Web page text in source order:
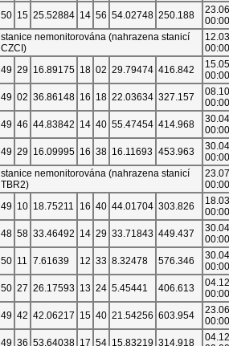
50 15 25.52884 14 56 54.02748 250.188
00:00
stanice nemonitorována (nahrazena stanicí
CZCI)
00:00
49 29 16.89175 18 02 29.79474 416.842
00:00
49 02 36.86148 16 18 22.03634 327.157
00:00
49 46 44.83842 14 40 55.47454 414.968
00:00
49 29 16.09995 16 38 16.11693 453.963
00:00
stanice nemonitorována (nahrazena stanicí
TBR2)
00:00
49 10 18.75211 16 40 44.01704 303.826
00:00
48 58 33.46492 14 29 33.71843 449.437
00:00
50 11 7.61639 12 33 8.32478 576.346
00:00
50 27 26.17593 13 24 5.45441 406.613
00:00
49 42 42.06217 15 40 21.54256 603.954
00:00
49 36 53.64038 17 54 15.83219 314.918